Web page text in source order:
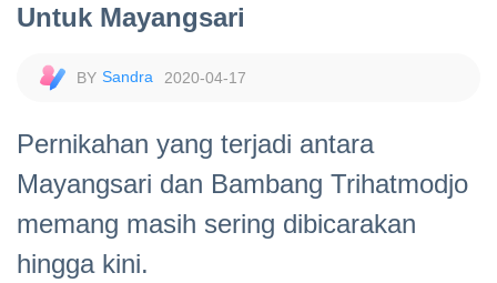
Untuk Mayangsari
Sandra 2020-04-17
Pernikahan yang terjadi antara
Mayangsari dan Bambang Trihatmodjo
memang masih sering dibicarakan
hingga kini.